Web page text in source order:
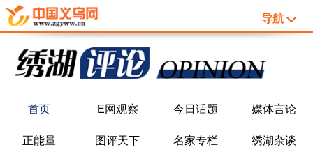
导航
首页 E网观察 今日话题 媒体言论
正能量 图评天下 名家专栏 绣湖杂谈